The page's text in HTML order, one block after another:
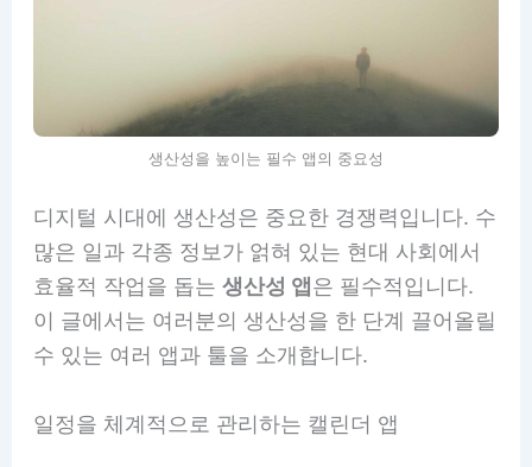
생산성을 높이는 필수 앱의 중요성
디지털 시대에 생산성은 중요한 경쟁력입니다. 수
많은 일과 각종 정보가 얽혀 있는 현대 사회에서
효율적 작업을 돕는 생산성 앱 은 필수적입니다.
이 글에서는 여러분의 생산성을 한 단계 끌어올릴
수 있는 여러 앱과 툴을 소개합니다.
일정을 체계적으로 관리하는 캘린더 앱